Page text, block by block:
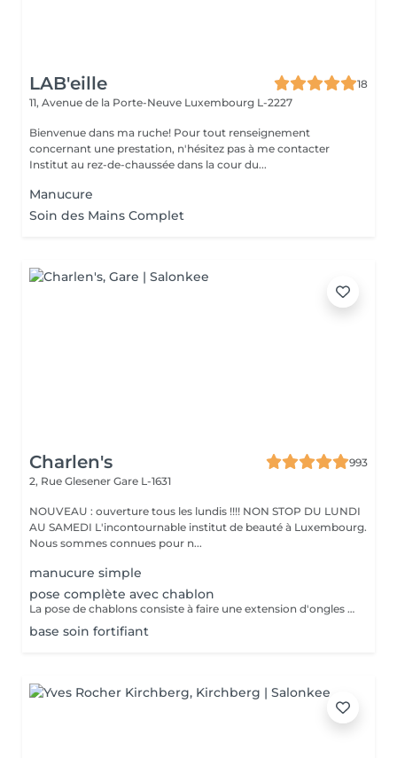
LAB'eille
18
11, Avenue de la Porte-Neuve Luxembourg L-2227
Bienvenue dans ma ruche! Pour tout renseignement
concernant une prestation, n'hésitez pas à me contacter
Institut au rez-de-chaussée dans la cour du...
Manucure
Soin des Mains Complet
Charlen's
993
2, Rue Glesener Gare L-1631
NOUVEAU : ouverture tous les lundis !!!! NON STOP DU LUNDI
AU SAMEDI L'incontournable institut de beauté à Luxembourg.
Nous sommes connues pour n...
manucure simple
pose complète avec chablon
La pose de chablons consiste à faire une extension d'ongles en gel, sans avoir recours aux capsules. Prestation un peu plus longue que les capsules mais tres tres jolie :)
base soin fortifiant